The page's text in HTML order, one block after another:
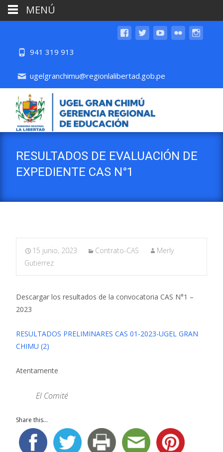
941 319 913
ugelgranchimu@regionlalibertad.gob.pe
RESULTADOS DE EVALUACIÓN DE
EXPEDIENTE CAS N°1
15 junio, 2023 Contrato-CAS
Merly
Gutierrez
Descargar los resultados de la convocatoria CAS N°1 –
2023
RESULTADOS PRELIMINARES CAS 01-2023-UGEL GRAN
CHIMU (2)
Atentamente
El Comité
Share this...
MENÚ